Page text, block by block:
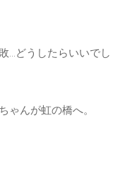
…どうしたらいいでし
ゃんが虹の橋へ。